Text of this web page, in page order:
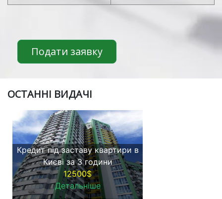
Подати заявку
ОСТАННІ ВИДАЧІ
Кредит під заставу квартири в
Києві за 3 години
12500$
Детальніше